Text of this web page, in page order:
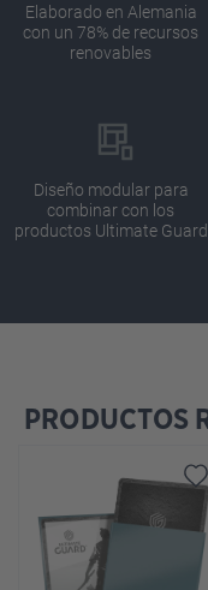
Elaborado en Alemania
con un 78% de recursos
renovables
Diseño modular para
combinar con los
productos Ultimate Guard
Omitir la galería de
PRODUCTOS